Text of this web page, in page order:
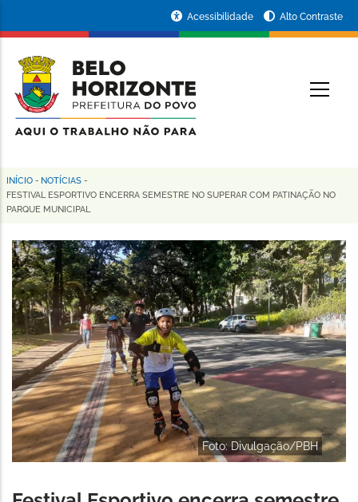
conteúdo
principal
da
Prefeitura
de
Horizonte
Acessibilidade Alto Contraste
Trilha
de
navegação
INÍCIO - NOTÍCIAS -
FESTIVAL ESPORTIVO ENCERRA SEMESTRE NO SUPERAR COM PATINAÇÃO NO
PARQUE MUNICIPAL
Foto: Divulgação/PBH